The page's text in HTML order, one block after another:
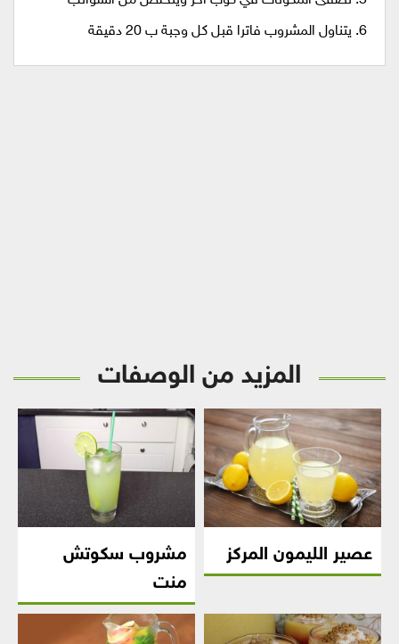
6. يتناول المشروب فاترا قبل كل وجبة ب 20 دقيقة
المزيد من الوصفات
عصير الليمون المركز
مشروب سكوتش
منت